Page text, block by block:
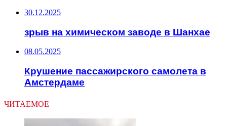
30.12.2025
зрыв на химическом заводе в Шанхае
08.05.2025
Крушение пассажирского самолета в
Амстердаме
ЧИТАЕМОЕ